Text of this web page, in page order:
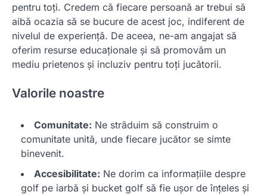
pentru toți. Credem că fiecare persoană ar trebui să
aibă ocazia să se bucure de acest joc, indiferent de
nivelul de experiență. De aceea, ne-am angajat să
oferim resurse educaționale și să promovăm un
mediu prietenos și incluziv pentru toți jucătorii.
Valorile noastre
Comunitate: Ne străduim să construim o
comunitate unită, unde fiecare jucător se simte
binevenit.
Accesibilitate: Ne dorim ca informațiile despre
golf pe iarbă și bucket golf să fie ușor de înțeles și